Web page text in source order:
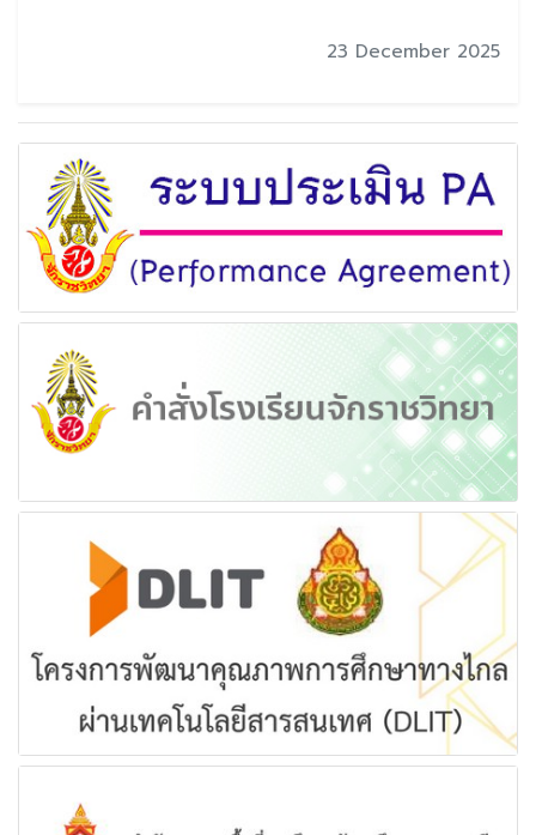
23 December 2025